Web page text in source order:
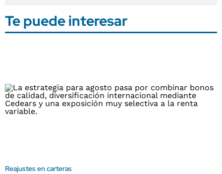
Te puede interesar
Reajustes en carteras